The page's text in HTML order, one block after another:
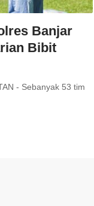
Banjar
Bibit
- Sebanyak 53 tim